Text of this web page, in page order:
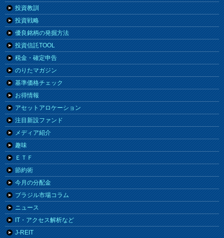
投資教訓
投資戦略
優良銘柄の発掘方法
投資信託TOOL
税金・確定申告
のりたマガジン
基準価格チェック
お得情報
アセットアロケーション
注目新設ファンド
メディア紹介
趣味
ＥＴＦ
節約術
今月の分配金
ブラジル市場コラム
ニュース
IT・アクセス解析など
J-REIT